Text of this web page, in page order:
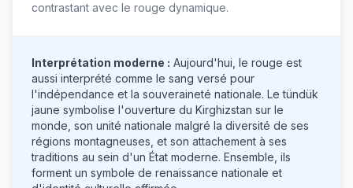
contrastant avec le rouge dynamique.
Interprétation moderne : Aujourd'hui, le rouge est
aussi interprété comme le sang versé pour
l'indépendance et la souveraineté nationale. Le tündük
jaune symbolise l'ouverture du Kirghizstan sur le
monde, son unité nationale malgré la diversité de ses
régions montagneuses, et son attachement à ses
traditions au sein d'un État moderne. Ensemble, ils
forment un symbole de renaissance nationale et